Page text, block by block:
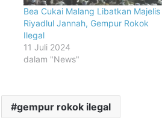
Bea Cukai Malang Libatkan Majelis
Riyadlul Jannah, Gempur Rokok
Ilegal
11 Juli 2024
dalam "News"
gempur rokok ilegal